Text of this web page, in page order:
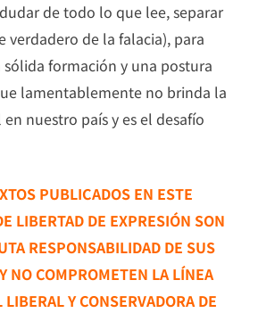
de todo lo que lee, separar
verdadero de la falacia), para
formación y una postura
lamentablemente no brinda la
nuestro país y es el desafío
PUBLICADOS EN ESTE
LIBERTAD DE EXPRESIÓN SON
RESPONSABILIDAD DE SUS
NO COMPROMETEN LA LÍNEA
LIBERAL Y CONSERVADORA DE